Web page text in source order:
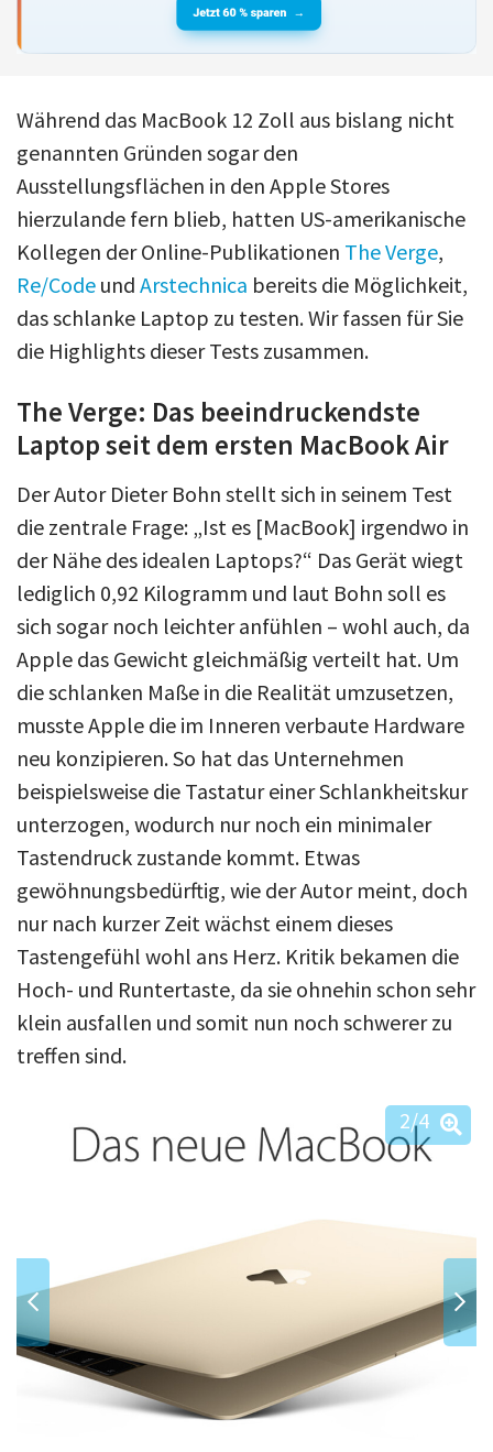
Während das MacBook 12 Zoll aus bislang nicht
genannten Gründen sogar den
Ausstellungsflächen in den Apple Stores
hierzulande fern blieb, hatten US-amerikanische
Kollegen der Online-Publikationen The Verge,
Re/Code und Arstechnica bereits die Möglichkeit,
das schlanke Laptop zu testen. Wir fassen für Sie
die Highlights dieser Tests zusammen.
The Verge: Das beeindruckendste
Laptop seit dem ersten MacBook Air
Der Autor Dieter Bohn stellt sich in seinem Test
die zentrale Frage: „Ist es [MacBook] irgendwo in
der Nähe des idealen Laptops?“ Das Gerät wiegt
lediglich 0,92 Kilogramm und laut Bohn soll es
sich sogar noch leichter anfühlen – wohl auch, da
Apple das Gewicht gleichmäßig verteilt hat. Um
die schlanken Maße in die Realität umzusetzen,
musste Apple die im Inneren verbaute Hardware
neu konzipieren. So hat das Unternehmen
beispielsweise die Tastatur einer Schlankheitskur
unterzogen, wodurch nur noch ein minimaler
Tastendruck zustande kommt. Etwas
gewöhnungsbedürftig, wie der Autor meint, doch
nur nach kurzer Zeit wächst einem dieses
Tastengefühl wohl ans Herz. Kritik bekamen die
Hoch- und Runtertaste, da sie ohnehin schon sehr
klein ausfallen und somit nun noch schwerer zu
treffen sind.
2/4